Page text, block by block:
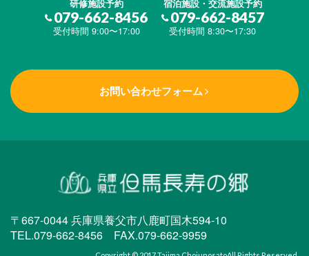
研修施設予約
079-662-8456
受付時間 9:00〜17:00
宿泊施設・交流施設予約
079-662-8457
受付時間 8:30〜17:30
お問い合わせフォーム
〒667-0044 兵庫県養父市八鹿町国木594-10
TEL.079-662-8456 FAX.079-662-9959